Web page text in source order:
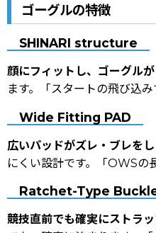
ゴーグルの特徴
SHINARI structure
顔にフィットし、ゴーグルが
ます。「スタートの飛び込
Wide Fitting PAD
広いパッドがズレ・ブレをし
にくい設計です。「OWSの
Ratchet-Type
競技直前でも確実にストラッ